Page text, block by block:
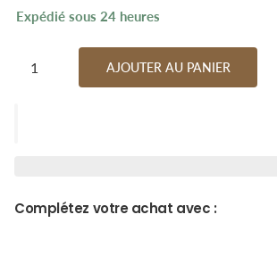
Expédié sous 24 heures
AJOUTER AU PANIER
Complétez votre achat avec :